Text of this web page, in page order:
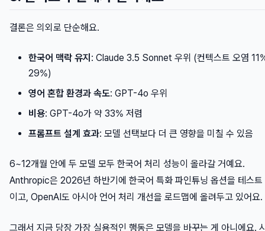
결론은 의외로 단순해요.
한국어 맥락 유지 : Claude 3.5 Sonnet 우위 (컨텍스트 오염
29%)
영어 혼합 환경과 속도: GPT-4o 우위
비용: GPT-4o가 약 33% 저렴
프롬프트 설계 효과: 모델 선택보다 더 큰 영향을 미칠 수 있음
6~12개월 안에 두 모델 모두 한국어 처리 성능이 올라갈 거예요.
Anthropic은 2026년 하반기에 한국어 특화 파인튜닝 옵션을 테스트
이고, OpenAI도 아시아 언어 처리 개선을 로드맵에 올려두고 있어요.
그래서 지금 당장 가장 실용적인 행동은 모델을 바꾸는 게 아니에요.